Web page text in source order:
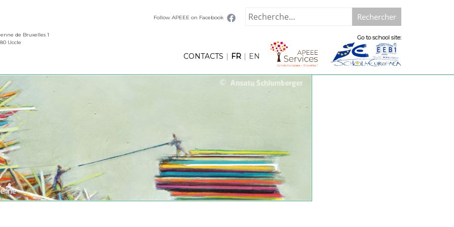
de Bruxelles 1
Uccle
Follow APEEE on Facebook Rechercher :
CONTACTS | FR | EN
Go to school site: